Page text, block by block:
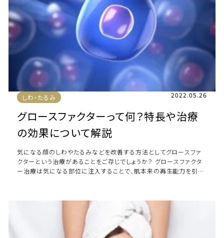
しわ・たるみ 2022.05.26
グロースファクターって何？特長や治療
の効果について解説
気になる顔のしわやたるみなどを改善する方法としてグロースファ
クターという治療があることをご存じでしょうか？ グロースファクタ
ー治療は気になる部位に注入することで、肌本来の再生能力を引き